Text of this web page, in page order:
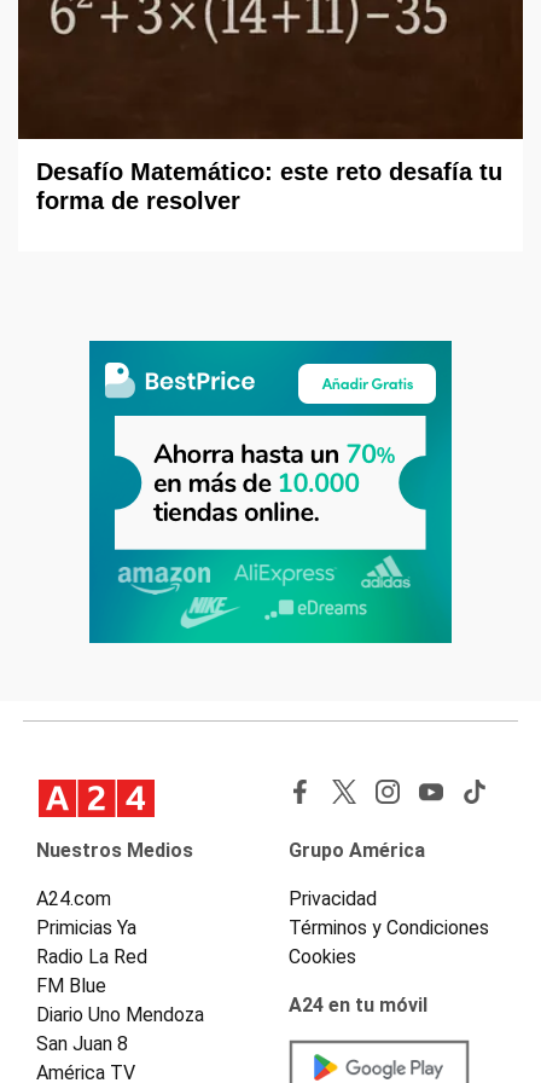
Desafío Matemático: este reto desafía tu
forma de resolver
Nuestros Medios
A24.com
Primicias Ya
Radio La Red
FM Blue
Diario Uno Mendoza
San Juan 8
América TV
Grupo América
Privacidad
Términos y Condiciones
Cookies
A24 en tu móvil